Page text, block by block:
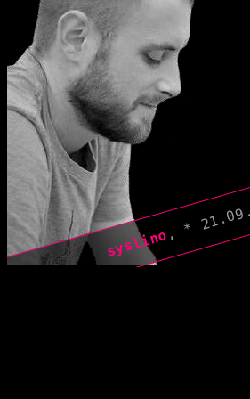
syslino
, *